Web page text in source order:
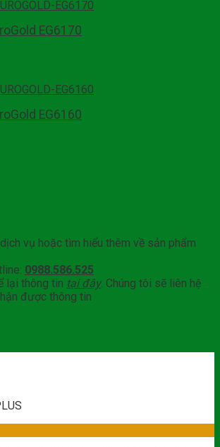
EG6170
EG6160
vụ hoặc tìm hiểu thêm về sản phẩm
0988.586.525
lại thông tin tại đây. Chúng tôi sẽ liên hệ
được thông tin